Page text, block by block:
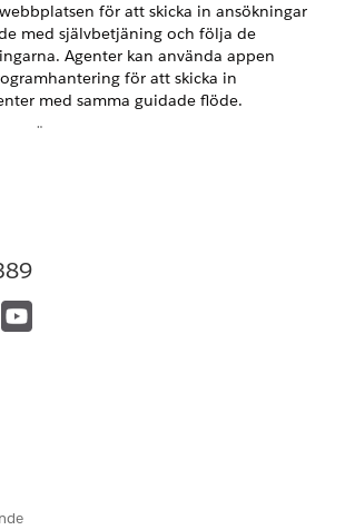
för att skicka in ansökningar
med självbetjäning och följa de
Agenter kan använda appen
för att skicka in
med samma guidade flöde.
KRÄVS
och leasingansökningar som
Experience Cloud-webbplatsen för
om fordonslån eller leasing.
intagningsprocessen för
det enklare för kunder att tillhandahålla
och mjukkreditkontroller, och
bland produkterna, granska villkoren
som passar deras behov bäst.